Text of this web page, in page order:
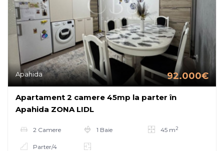
Apahida 92.000€
Apartament 2 camere 45mp la parter în
Apahida ZONA LIDL
2 Camere 1 Baie 45 m2
Parter/4